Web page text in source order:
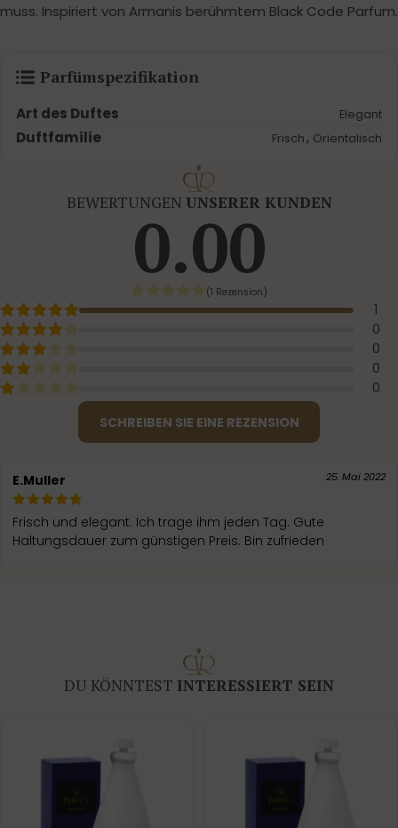
muss. Inspiriert von Armanis berühmtem Black Code Parfum.
Parfümspezifikation
Art des Duftes Elegant
Duftfamilie Frisch , Orientalisch
BEWERTUNGEN UNSERER KUNDEN
0.00
(1 Rezension)
1
0
0
0
0
SCHREIBEN SIE EINE REZENSION
E.Muller 25. Mai 2022
Frisch und elegant. Ich trage ihm jeden Tag. Gute
Haltungsdauer zum günstigen Preis. Bin zufrieden
DU KÖNNTEST INTERESSIERT SEIN